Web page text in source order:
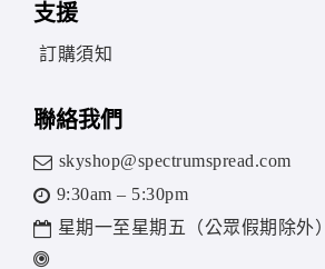
支援
訂購須知
聯絡我們
skyshop@spectrumspread.com
9:30am – 5:30pm
星期一至星期五（公眾假期除外）